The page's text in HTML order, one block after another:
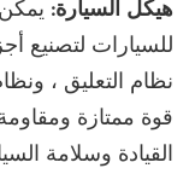
هيكل السيارة:
للسيارات لتصنيع
نظام التعليق ،
قوة ممتازة
القيادة وسلامة